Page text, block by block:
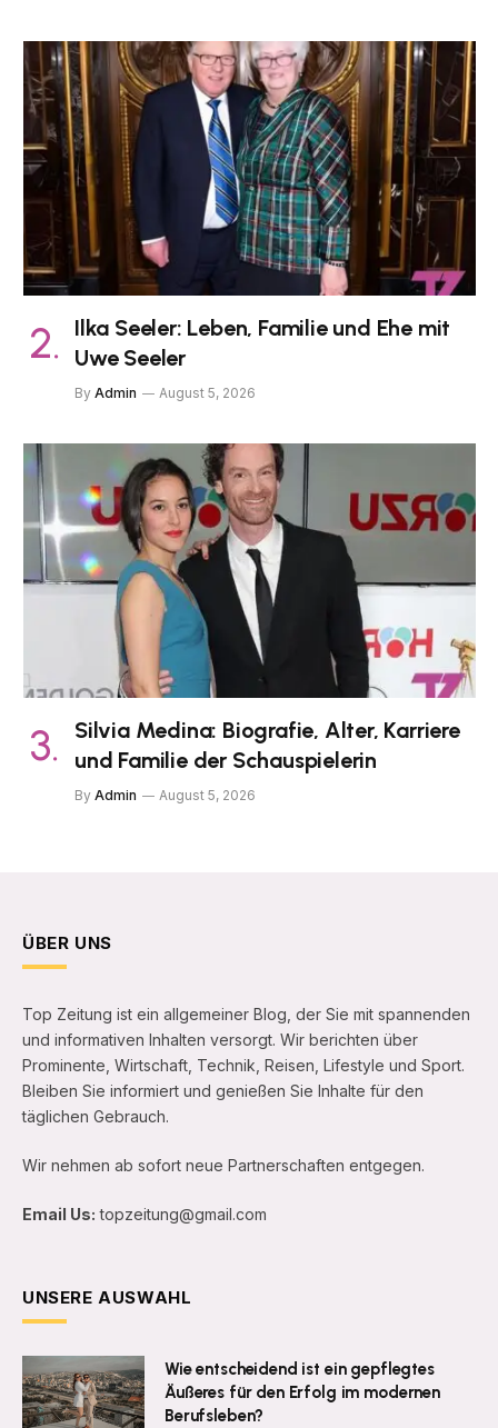
Ilka Seeler: Leben, Familie und Ehe mit
Uwe Seeler
By Admin August 5, 2026
Silvia Medina: Biografie, Alter, Karriere
und Familie der Schauspielerin
By Admin August 5, 2026
ÜBER UNS
Top Zeitung ist ein allgemeiner Blog, der Sie mit spannenden
und informativen Inhalten versorgt. Wir berichten über
Prominente, Wirtschaft, Technik, Reisen, Lifestyle und Sport.
Bleiben Sie informiert und genießen Sie Inhalte für den
täglichen Gebrauch.
Wir nehmen ab sofort neue Partnerschaften entgegen.
Email Us: topzeitung@gmail.com
UNSERE AUSWAHL
Wie entscheidend ist ein gepflegtes
Äußeres für den Erfolg im modernen
Berufsleben?